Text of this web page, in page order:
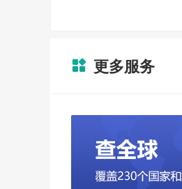
 更多服务